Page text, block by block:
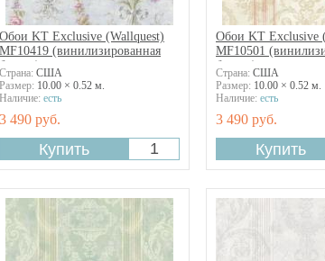
Обои KT Exclusive (Wallquest)
MF10419 (винилизированная
бумага)
Страна: США
Размер: 10.00 × 0.52 м.
Наличие: есть
3 490 руб.
Обои KT Exclusive
MF10501
бумага)
Страна: США
Размер: 10.00 × 0.52 м.
Наличие: есть
3 490 руб.